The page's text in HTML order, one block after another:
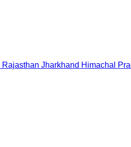
Rajasthan Jharkhand Himachal